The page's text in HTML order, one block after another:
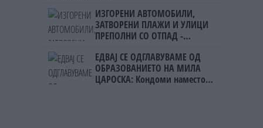
ИЗГОРЕНИ АВТОМОБИЛИ,
ЗАТВОРЕНИ ПЛАЖИ И УЛИЦИ
ПРЕПОЛНИ СО ОТПАД -
мигрантскиот бран кон Сеута
ЕДВАЈ СЕ ОДГЛАВУВАМЕ ОД
ОБРАЗОВАНИЕТО НА МИЛА
ЦАРОСКА: Кондоми наместо